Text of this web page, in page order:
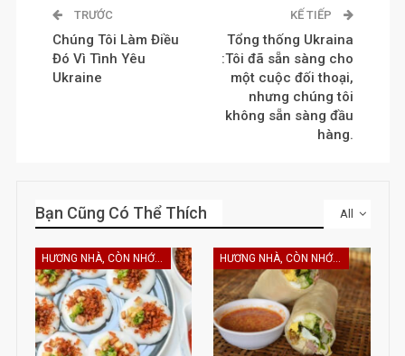
TRƯỚC
Chúng Tôi Làm Điều
Đó Vì Tình Yêu
Ukraine
KẾ TIẾP
Tổng thống Ukraina
:Tôi đã sẵn sàng cho
một cuộc đối thoại,
nhưng chúng tôi
không sẵn sàng đầu
hàng.
All
Bạn Cũng Có Thể Thích
HƯƠNG NHÀ, CÒN NHỚ KHÔNG EM HƯƠNG NHÀ, CÒN NHỚ KHÔNG EM